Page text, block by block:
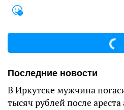
Последние новости
В Иркутске мужчина
тысяч рублей после